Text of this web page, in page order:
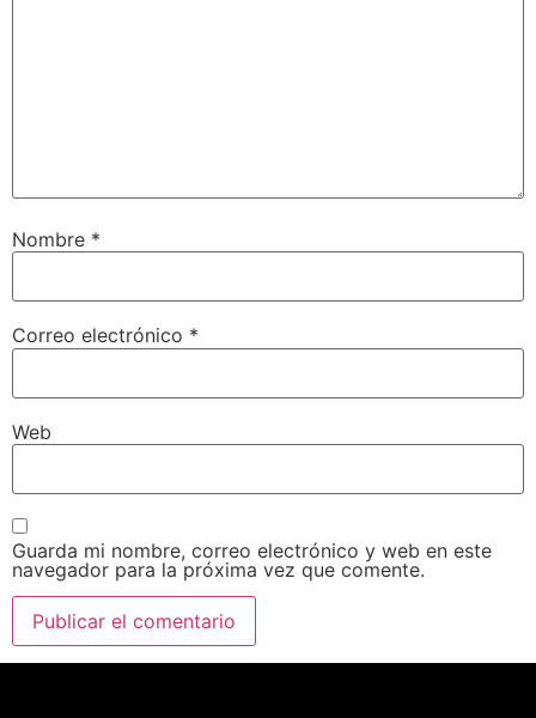
Nombre *
Correo electrónico *
Web
Guarda mi nombre, correo electrónico y web en este
navegador para la próxima vez que comente.